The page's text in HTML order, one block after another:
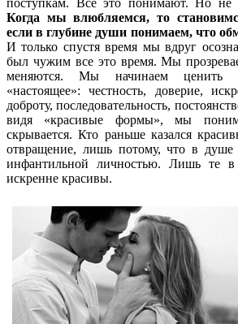
Когда мы влюбляемся, то
если в глубине души понимаем, что
И только спустя время мы вдруг
был чужим все это время. Мы
меняются. Мы начинаем ценить
«настоящее»: честность, доверие,
доброту, последовательность,
видя «красивые формы», мы
скрывается. Кто раньше казался
отвращение, лишь потому, что в душе
инфантильной личностью. Лишь те
искренне красивы.